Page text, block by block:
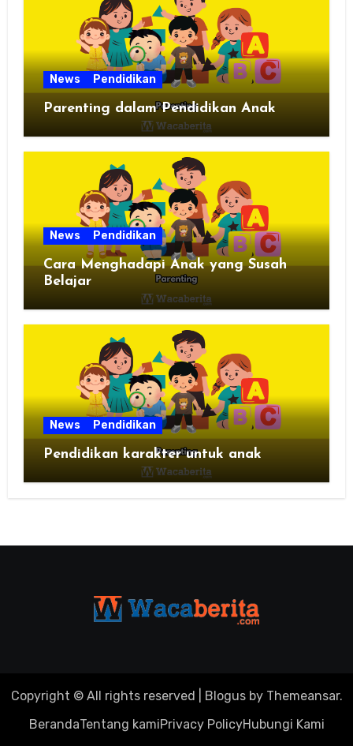
News Pendidikan
Parenting dalam Pendidikan Anak
News Pendidikan
Cara Menghadapi Anak yang Susah
Belajar
News Pendidikan
Pendidikan karakter untuk anak
Copyright © All rights reserved Blogusby Themeansar.
BerandaTentang kamiPrivacy PolicyHubungi Kami